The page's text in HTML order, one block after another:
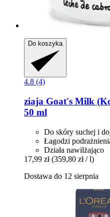
Do koszyka
4.8 (4)
ziaja Goat's Milk
50 ml
Do skóry suchej i
Łagodzi
Działa nawilżająco
17,99 zł (359,80 zł / l)
Dostawa do 12 sierpnia